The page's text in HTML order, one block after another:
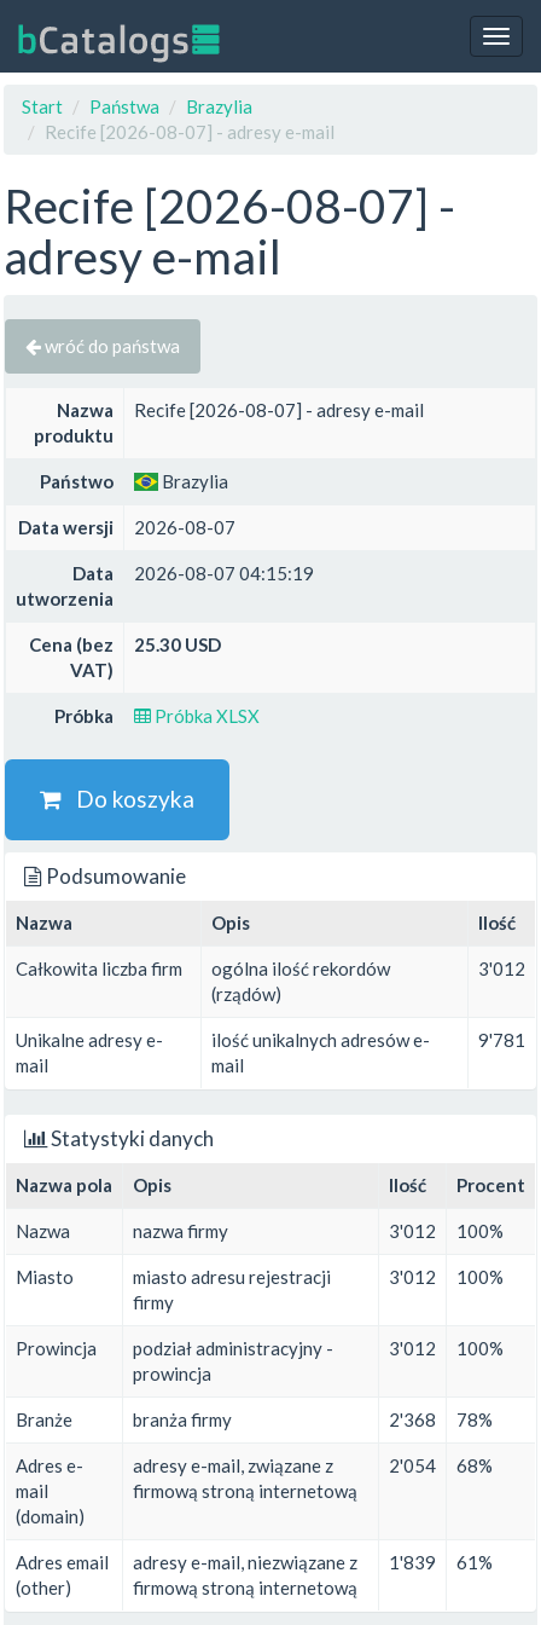
Start
Państwa
Brazylia
Recife [2026-08-07] - adresy e-mail
Recife [2026-08-07] -
adresy e-mail
wróć do państwa
Nazwa
produktu
Recife [2026-08-07] - adresy e-mail
Państwo Brazylia
Data wersji 2026-08-07
Data
utworzenia
2026-08-07 04:15:19
Cena (bez
VAT)
25.30 USD
Próbka Próbka XLSX
Do koszyka
Podsumowanie
Nazwa Opis Ilość
Całkowita liczba firm
ogólna ilość rekordów
(rządów)
3'012
Unikalne adresy e-
mail
ilość unikalnych adresów e-
mail
9'781
Statystyki danych
Nazwa pola Opis Ilość Procent
Nazwa nazwa firmy 3'012 100%
Miasto
miasto adresu rejestracji
firmy
3'012 100%
Prowincja
podział administracyjny -
prowincja
3'012 100%
Branże branża firmy 2'368 78%
Adres e-
mail
(domain)
adresy e-mail, związane z
firmową stroną internetową
2'054 68%
Adres email
(other)
adresy e-mail, niezwiązane z
firmową stroną internetową
1'839 61%